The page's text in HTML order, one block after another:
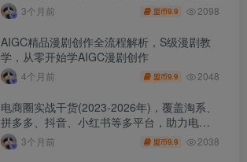
3个月前 盟币9.9 2098
AIGC精品漫剧创作全流程解析，S级漫剧教
学，从零开始学AIGC漫剧创作
4个月前 盟币9.9 2048
电商圈实战干货(2023-2026年)，覆盖淘系、
拼多多、抖音、小红书等多平台，助力电商
人避开坑、提效率、稳盈利(更新4月)
3个月前 盟币9.9 2038